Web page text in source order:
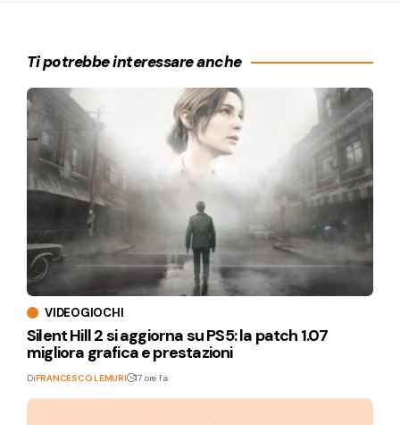
Ti potrebbe interessare anche
VIDEOGIOCHI
Silent Hill 2 si aggiorna su PS5: la patch 1.07
migliora grafica e prestazioni
DiFRANCESCO LEMURI 17 ore fa